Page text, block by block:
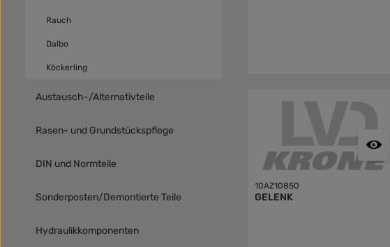
Rauch
Dalbo
Köckerling
Austausch-/Alternativteile
Rasen- und Grundstückspflege
DIN und Normteile
Sonderposten/Demontierte Teile
Hydraulikkomponenten
10AZ10850
GELENK